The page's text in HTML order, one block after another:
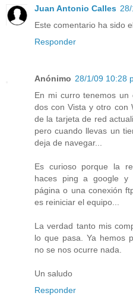
Juan Antonio Calles
Este comentario ha sido
Responder
Anónimo 28/1/09 10:28
En mi curro tenemos un
dos con Vista y otro con
de la tarjeta de red
pero cuando llevas un
deja de navegar...
Es curioso porque la
haces ping a google y
página o una conexión
es reiniciar el equipo...
La verdad tanto mis
lo que pasa. Ya hemos
no se nos ocurre nada.
Un saludo
Responder